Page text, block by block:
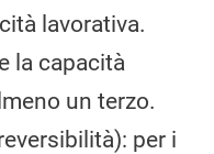
lavorativa.
la capacità
un terzo.
per i